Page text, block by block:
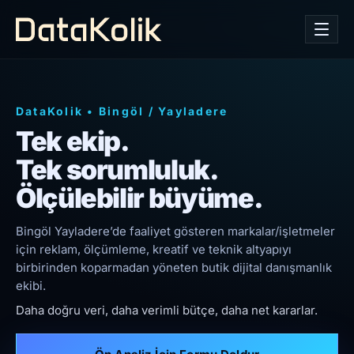
DataKolik • Bingöl /Yayladere
Tek ekip.
Tek sorumluluk.
Ölçülebilir büyüme.
Bingöl Yayladere’de faaliyet gösteren markalar/işletmeler
için reklam, ölçümleme, kreatif ve teknik altyapıyı
birbirinden koparmadan yöneten butik dijital danışmanlık
ekibi.
Daha doğru veri, daha verimli bütçe, daha net kararlar.